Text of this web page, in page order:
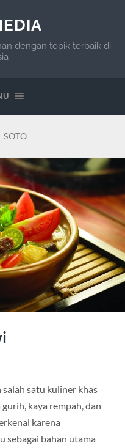
dengan topik terbaik di
SOTO
salah satu kuliner khas
kaya rempah, dan
karena
sebagai bahan utama